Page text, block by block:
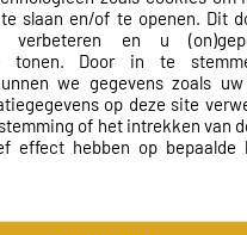
slaan en/of te openen. Dit
verbeteren en u
tonen. Door in te
we gegevens zoals
op deze site
of het intrekken van
effect hebben op bepaalde
Waves